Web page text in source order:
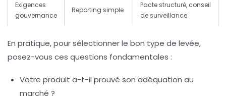
Exigences
gouvernance
Reporting simple
Pacte structuré, conseil
de surveillance
En pratique, pour sélectionner le bon type de levée,
posez-vous ces questions fondamentales :
Votre produit a-t-il prouvé son adéquation au
marché ?